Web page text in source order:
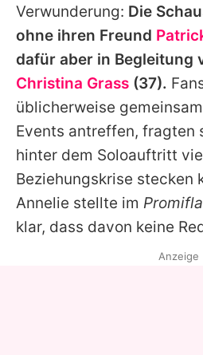
Jobs
App
Team
Redaktionelle
Utiq
Verwunderung: Die
ohne ihren Freund
dafür aber in Begleitung
Christina Grass (37).
üblicherweise
Events antreffen, fragten
hinter dem Soloauftritt
Beziehungskrise stecken
Annelie stellte im
klar, dass davon keine
Anzeige